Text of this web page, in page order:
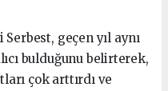
geçen yıl aynı
bulduğunu belirterek,
çok arttırdı ve